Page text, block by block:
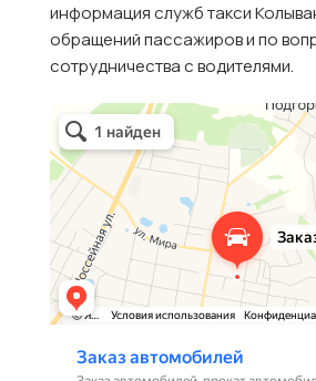
информация служб такси
обращений пассажиров и по
сотрудничества с водителями.